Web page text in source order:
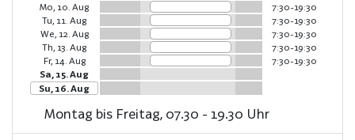
Mo, 10. Aug
7:30-19:30
Tu, 11. Aug
7:30-19:30
We, 12. Aug
7:30-19:30
Th, 13. Aug
7:30-19:30
Fr, 14. Aug
7:30-19:30
Sa, 15. Aug
Su, 16. Aug
Montag bis Freitag, 07.30 - 19.30 Uhr